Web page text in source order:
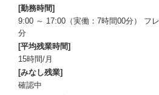
・開発のプロセス全てに関わることが
・Google マップの技術だけではなく、
積極的に導入しているため、Web開発
・自社開発、個別開発問わず営業とエ
が本当に必要としているものを提案でき
・実際に利用いただく企業様と話がで
をヒアリングし提案ができる
[勤務時間]
9:00 ～ 17:00（実働：7時間00分） フ
分
[平均残業時間]
15時間/月
[みなし残業]
確認中